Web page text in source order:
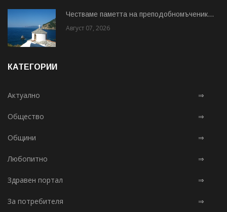
Честваме паметта на преподобномъченик...
Август 07, 2026
КАТЕГОРИИ
Актуално ⇒
Общество ⇒
Общини ⇒
Любопитно ⇒
Здравен портал ⇒
За потребителя ⇒